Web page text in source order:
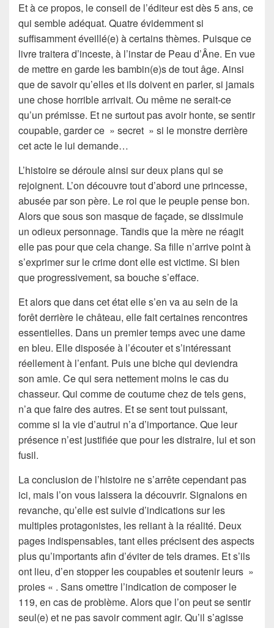
Et à ce propos, le conseil de l’éditeur est dès 5 ans, ce
qui semble adéquat. Quatre évidemment si
suffisamment éveillé(e) à certains thèmes. Puisque ce
livre traitera d’inceste, à l’instar de Peau d’Âne. En vue
de mettre en garde les bambin(e)s de tout âge. Ainsi
que de savoir qu’elles et ils doivent en parler, si jamais
une chose horrible arrivait. Ou même ne serait-ce
qu’un prémisse. Et ne surtout pas avoir honte, se sentir
coupable, garder ce » secret » si le monstre derrière
cet acte le lui demande…
L’histoire se déroule ainsi sur deux plans qui se
rejoignent. L’on découvre tout d’abord une princesse,
abusée par son père. Le roi que le peuple pense bon.
Alors que sous son masque de façade, se dissimule
un odieux personnage. Tandis que la mère ne réagit
elle pas pour que cela change. Sa fille n’arrive point à
s’exprimer sur le crime dont elle est victime. Si bien
que progressivement, sa bouche s’efface.
Et alors que dans cet état elle s’en va au sein de la
forêt derrière le château, elle fait certaines rencontres
essentielles. Dans un premier temps avec une dame
en bleu. Elle disposée à l’écouter et s’intéressant
réellement à l’enfant. Puis une biche qui deviendra
son amie. Ce qui sera nettement moins le cas du
chasseur. Qui comme de coutume chez de tels gens,
n’a que faire des autres. Et se sent tout puissant,
comme si la vie d’autrui n’a d’importance. Que leur
présence n’est justifiée que pour les distraire, lui et son
fusil.
La conclusion de l’histoire ne s’arrête cependant pas
ici, mais l’on vous laissera la découvrir. Signalons en
revanche, qu’elle est suivie d’indications sur les
multiples protagonistes, les reliant à la réalité. Deux
pages indispensables, tant elles précisent des aspects
plus qu’importants afin d’éviter de tels drames. Et s’ils
ont lieu, d’en stopper les coupables et soutenir leurs »
proies « . Sans omettre l’indication de composer le
119, en cas de problème. Alors que l’on peut se sentir
seul(e) et ne pas savoir comment agir. Qu’il s’agisse